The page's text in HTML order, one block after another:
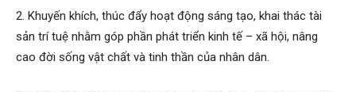
2. Khuyến khích, thúc đẩy hoạt động sáng tạo, khai thác tài
sản trí tuệ nhằm góp phần phát triển kinh tế – xã hội, nâng
cao đời sống vật chất và tinh thần của nhân dân.